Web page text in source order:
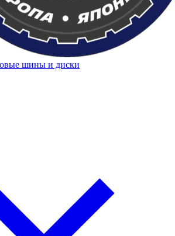
шины и диски